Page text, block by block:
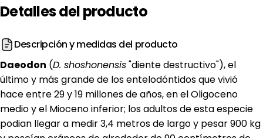
Detallesdelproducto
Descripción y medidas del producto
Daeodon (D. shoshonensis"diente destructivo"), el
último y más grande de los entelodóntidos que vivió
hace entre 29 y 19 millones de años, en el Oligoceno
medio y el Mioceno inferior; los adultos de esta especie
podian llegar a medir 3,4 metros de largo y pesar 900 kg